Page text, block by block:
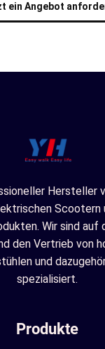
ein Angebot
Hersteller
Scootern
Wir sind auf
den Vertrieb von
und
spezialisiert.
Produkte